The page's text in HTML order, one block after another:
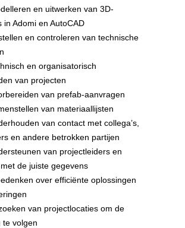
en uitwerken van 3D-
in Adomi en AutoCAD
en controleren van technische
en organisatorisch
van projecten
van prefab-aanvragen
van materiaallijsten
van contact met collega’s,
en andere betrokken partijen
van projectleiders en
de juiste gegevens
over efficiënte oplossingen
van projectlocaties om de
te volgen